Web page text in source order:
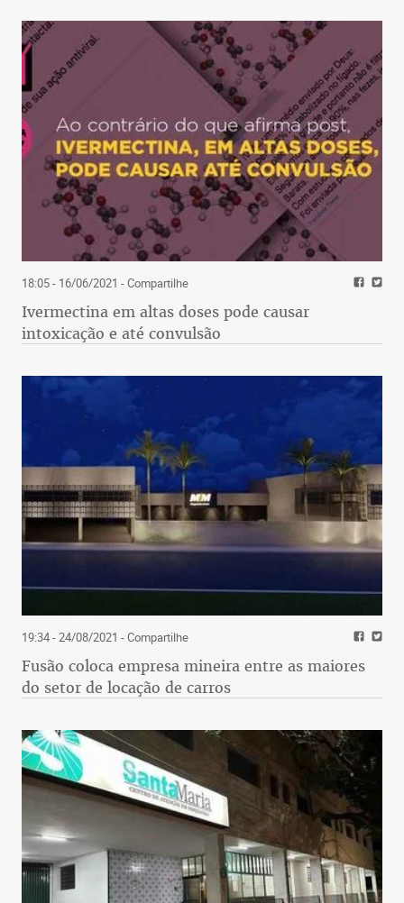
18:05 - 16/06/2021 - Compartilhe
Ivermectina em altas doses pode causar
intoxicação e até convulsão
19:34 - 24/08/2021 - Compartilhe
Fusão coloca empresa mineira entre as maiores
do setor de locação de carros